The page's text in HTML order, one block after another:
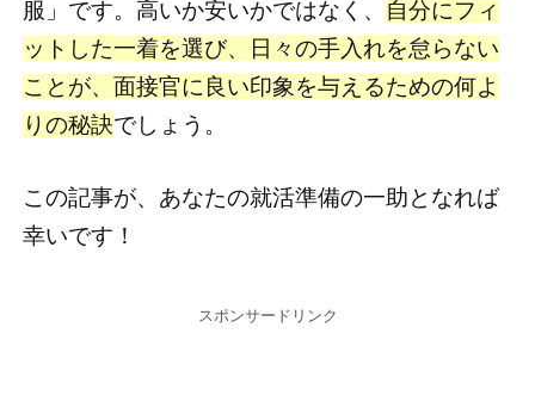
服」です。高いか安いかではなく、
自分にフィ
ットした一着を選び、日々の手入れを怠らない
ことが、面接官に良い印象を与えるための何よ
りの秘訣でしょう。
この記事が、あなたの就活準備の一助となれば
幸いです！
スポンサードリンク